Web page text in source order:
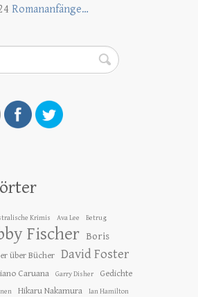
Romananfänge…
Krimis Ava Lee Betrug
Fischer Boris
über Bücher David Foster
Caruana Garry Disher
Gedichte
Hikaru Nakamura Ian Hamilton